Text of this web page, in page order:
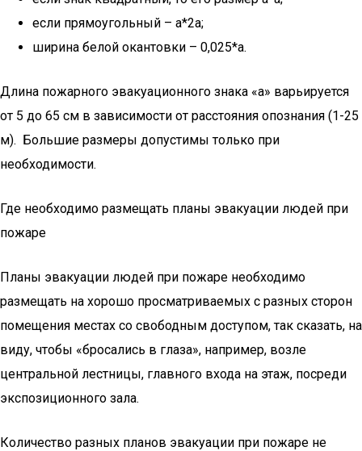
если прямоугольный – а*2а;
ширина белой окантовки – 0,025*а.
Длина пожарного эвакуационного знака «а» варьируется
от 5 до 65 см в зависимости от расстояния опознания (1-25
м). Большие размеры допустимы только при
необходимости.
Где необходимо размещать планы эвакуации людей при
пожаре
Планы эвакуации людей при пожаре необходимо
размещать на хорошо просматриваемых с разных сторон
помещения местах со свободным доступом, так сказать, на
виду, чтобы «бросались в глаза», например, возле
центральной лестницы, главного входа на этаж, посреди
экспозиционного зала.
Количество разных планов эвакуации при пожаре не